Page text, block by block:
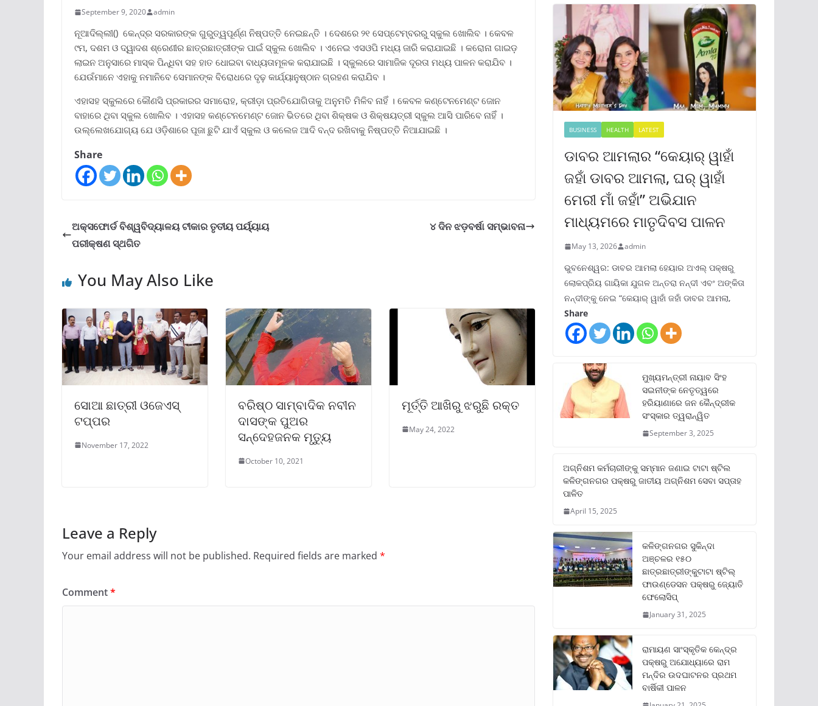
September 9, 2020 admin
ନୂଆଦିଲ୍ଲୀ() କେନ୍ଦ୍ର ସରକାରଙ୍କ ଗୁରୁତ୍ୱପୂର୍ଣ୍ଣ ନିଷ୍ପତ୍ତି ନେଇଛନ୍ତି । ଦେଶରେ ୨୧ ସେପ୍ଟେମ୍ବରରୁ ସ୍କୁଲ ଖୋଲିବ । କେବଳ
୯ମ, ଦଶମ ଓ ଦ୍ୱାଦଶ ଶ୍ରେଣୀର ଛାତ୍ରଛାତ୍ରୀଙ୍କ ପାଇଁ ସ୍କୁଲ ଖୋଲିବ । ଏନେଇ ଏସଓପି ମଧ୍ୟ ଜାରି କରାଯାଇଛି । କରୋନା ଗାଇଡ଼
ଲାଇନ ଅନୁସାରେ ମାସ୍କ ପିନ୍ଧିବା ସହ ହାତ ଧୋଇବା ବାଧ୍ୟତାମୂଳକ କରାଯାଇଛି । ସ୍କୁଲରେ ସାମାଜିକ ଦୂରତା ମଧ୍ୟ ପାଳନ କରାଯିବ ।
ଯେଉଁମାନେ ଏହାକୁ ନମାନିବେ ସେମାନଙ୍କ ବିରୋଧରେ ଦୃଢ଼ କାର୍ଯ୍ୟାନୁଷ୍ଠାନ ଗ୍ରହଣ କରାଯିବ ।
ଏହାସହ ସ୍କୁଲରେ କୌଣସି ପ୍ରକାରର ସମାରୋହ, କ୍ରୀଡ଼ା ପ୍ରତିଯୋଗିତାକୁ ଅନୁମତି ମିଳିବ ନାହିଁ । କେବଳ କଣ୍ଟେନମେଣ୍ଟ ଜୋନ
ବାହାରେ ଥିବା ସ୍କୁଲ ଖୋଲିବ । ଏହାସହ କଣ୍ଟେନମେଣ୍ଟ ଜୋନ ଭିତରେ ଥିବା ଶିକ୍ଷକ ଓ ଶିକ୍ଷୟତ୍ରୀ ସ୍କୁଲ ଆସି ପାରିବେ ନାହିଁ ।
ଉଲ୍ଲେଖଯୋଗ୍ୟ ଯେ ଓଡ଼ିଶାରେ ପୂଜା ଛୁଟି ଯାଏଁ ସ୍କୁଲ ଓ କଲେଜ ଆଦି ବନ୍ଦ ରଖିବାକୁ ନିଷ୍ପତ୍ତି ନିଆଯାଇଛି ।
Share
ଅକ୍ସଫୋର୍ଡ ବିଶ୍ୱବିଦ୍ୟାଳୟ ଟୀକାର ତୃତୀୟ ପର୍ୟ୍ୟାୟ
ପରୀକ୍ଷଣ ସ୍ଥଗିତ
୪ ଦିନ ଝଡ଼ବର୍ଷା ସମ୍ଭାବନା
You May Also Like
ସୋଆ ଛାତ୍ରୀ ଓଜେଏସ୍
ଟପ୍ପର
November 17, 2022
ବରିଷ୍ଠ ସାମ୍ବାଦିକ ନବୀନ
ଦାସଙ୍କ ପୁଅର
ସନ୍ଦେହଜନକ ମୃତ୍ୟୁ
October 10, 2021
ମୂର୍ତ୍ତି ଆଖିରୁ ଝରୁଛି ରକ୍ତ
May 24, 2022
Leave a Reply
Your email address will not be published. Required fields are marked *
Comment*
BUSINESS HEALTH LATEST
ଡାବର ଆମଲାର “କେୟାର୍ ୱାହାଁ
ଜହାଁ ଡାବର ଆମଲା, ଘର୍ ୱାହାଁ
ମେରୀ ମାଁ ଜହାଁ” ଅଭିଯାନ
ମାଧ୍ୟମରେ ମାତୃଦିବସ ପାଳନ
May 13, 2026 admin
ଭୁବନେଶ୍ୱର: ଡାବର ଆମଲା ହେୟାର ଅଏଲ୍ ପକ୍ଷରୁ
ଲୋକପ୍ରିୟ ଗାୟିକା ଯୁଗଳ ଅନ୍ତରା ନନ୍ଦୀ ଏବଂ ଅଙ୍କିତା
ନନ୍ଦୀଙ୍କୁ ନେଇ “କେୟାର୍ ୱାହାଁ ଜହାଁ ଡାବର ଆମଲା,
Share
ମୁଖ୍ୟମନ୍ତ୍ରୀ ନାୟାବ ସିଂହ
ସଇନୀଙ୍କ ନେତୃତ୍ୱରେ
ହରିୟାଣାରେ ଜନ କୈନ୍ଦ୍ରୀକ
ସଂସ୍କାର ତ୍ୱରାନ୍ୱିତ
September 3, 2025
ଅଗ୍ନିଶମ କର୍ମଚାରୀଙ୍କୁ ସମ୍ମାନ ଜଣାଇ ଟାଟା ଷ୍ଟିଲ
କଳିଙ୍ଗନଗର ପକ୍ଷରୁ ଜାତୀୟ ଅଗ୍ନିଶମ ସେବା ସପ୍ତାହ
ପାଳିତ
April 15, 2025
କଳିଙ୍ଗନଗର ସୁକିନ୍ଦା
ଅଞ୍ଚଳର ୧୫୦
ଛାତ୍ରଛାତ୍ରୀଙ୍କୁଟାଟା ଷ୍ଟିଲ୍
ଫାଉଣ୍ଡେସନ ପକ୍ଷରୁ ଜ୍ୟୋତି
ଫେଲୋସିପ୍‌
January 31, 2025
ରାମାୟଣ ସାଂସ୍କୃତିକ କେନ୍ଦ୍ର
ପକ୍ଷରୁ ଅଯୋଧ୍ୟାରେ ରାମ
ମନ୍ଦିର ଉଦଘାଟନର ପ୍ରଥମ
ବାର୍ଷିକୀ ପାଳନ